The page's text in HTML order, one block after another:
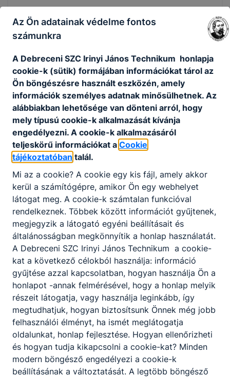
Az Ön adatainak védelme fontos
számunkra
A Debreceni SZC Irinyi János Technikum honlapja
cookie-k (sütik) formájában információkat tárol az
Ön böngészésre használt eszközén, amely
információk személyes adatnak minősülhetnek. Az
alábbiakban lehetősége van dönteni arról, hogy
mely típusú cookie-k alkalmazását kívánja
engedélyezni. A cookie-k alkalmazásáról
teljeskörű információkat a Cookie
tájékoztatóban talál.
Mi az a cookie? A cookie egy kis fájl, amely akkor
kerül a számítógépre, amikor Ön egy webhelyet
látogat meg. A cookie-k számtalan funkcióval
rendelkeznek. Többek között információt gyűjtenek,
megjegyzik a látogató egyéni beállításait és
általánosságban megkönnyítik a honlap használatát.
A Debreceni SZC Irinyi János Technikum a cookie-
kat a következő célokból használja: információ
gyűjtése azzal kapcsolatban, hogyan használja Ön a
honlapot -annak felmérésével, hogy a honlap melyik
részeit látogatja, vagy használja leginkább, így
megtudhatjuk, hogyan biztosítsunk Önnek még jobb
felhasználói élményt, ha ismét meglátogatja
oldalunkat, honlap fejlesztése. Hogyan ellenőrizheti
és hogyan tudja kikapcsolni a cookie-kat? Minden
modern böngésző engedélyezi a cookie-k
beállításának a változtatását. A legtöbb böngésző